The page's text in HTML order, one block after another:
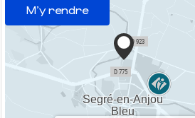
M'y rendre